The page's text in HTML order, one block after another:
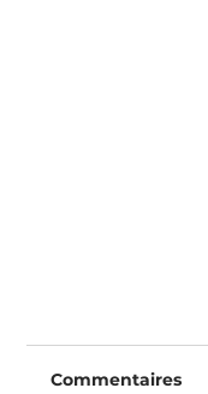
Commentaires